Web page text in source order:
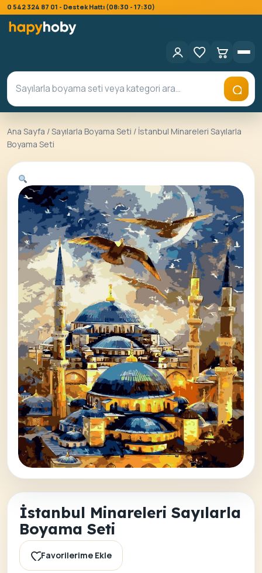
0 542 324 87 01 - Destek Hattı (08:30 - 17:30)
Ana Sayfa /Sayılarla Boyama Seti / İstanbul Minareleri Sayılarla
Boyama Seti
İstanbul Minareleri Sayılarla
Boyama Seti
Favorilerime Ekle